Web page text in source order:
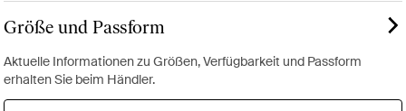
Größe und Passform
Aktuelle Informationen zu Größen, Verfügbarkeit und Passform
erhalten Sie beim Händler.